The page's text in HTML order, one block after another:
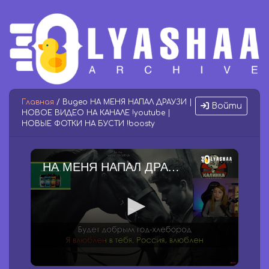
Войти
Главная / Видео НА МЕНЯ НАПАЛ ДРАУЗИ |
НОВОЕ ВИДЕО НА КАНАЛЕ !youtube |
НОВЫЕ ФОТКИ НА БУСТИ !boosty
НА МЕНЯ НАПАЛ ДРАУЗИ | НОВОЕ ВИДЕО НА КАНАЛЕ !youtube | НОВЫЕ ФОТКИ НА БУСТИ !boosty